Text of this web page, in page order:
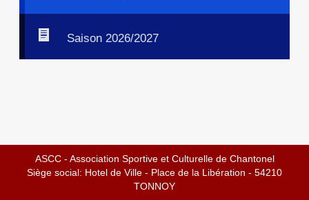
Saison 2026/2027
ASCC - Association Sportive et Culturelle de Chantonel
Siège social: Hotel de Ville - Place de la Libération - 54210
TONNOY